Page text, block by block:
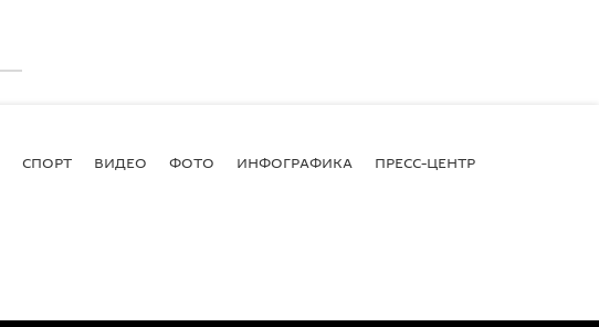
СПОРТ ВИДЕО ФОТО ИНФОГРАФИКА ПРЕСС-ЦЕНТР